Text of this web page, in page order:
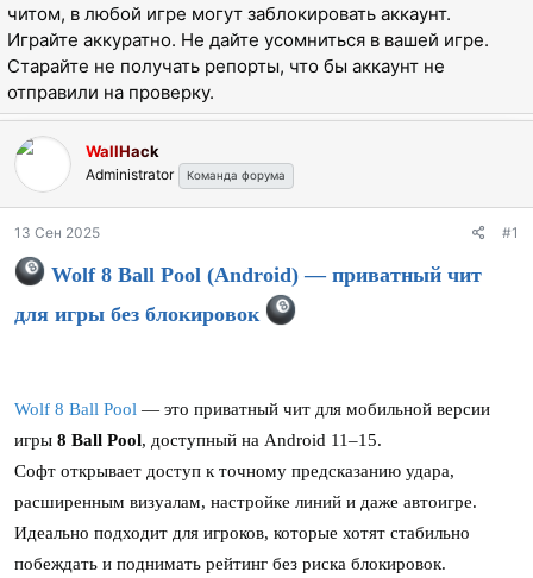
читом, в любой игре могут заблокировать аккаунт.
Играйте аккуратно. Не дайте усомниться в вашей игре.
Старайте не получать репорты, что бы аккаунт не
отправили на проверку.
WallHack
Administrator Команда форума
13 Сен 2025 #1
Wolf 8 Ball Pool (Android) — приватный чит
для игры без блокировок
Wolf 8 Ball Pool — это приватный чит для мобильной версии
игры 8 Ball Pool, доступный на Android 11–15.
Софт открывает доступ к точному предсказанию удара,
расширенным визуалам, настройке линий и даже автоигре.
Идеально подходит для игроков, которые хотят стабильно
побеждать и поднимать рейтинг без риска блокировок.